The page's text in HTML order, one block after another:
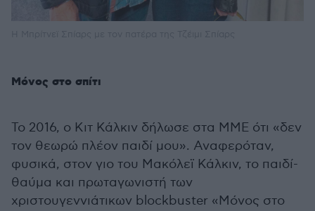
Μόνος στο σπίτι
Το 2016, ο Κιτ Κάλκιν δήλωσε στα ΜΜΕ ότι «δεν
τον θεωρώ πλέον παιδί μου». Αναφερόταν,
φυσικά, στον γιο του Μακόλεϊ Κάλκιν, το παιδί-
θαύμα και πρωταγωνιστή των
χριστουγεννιάτικων blockbuster «Μόνος στο